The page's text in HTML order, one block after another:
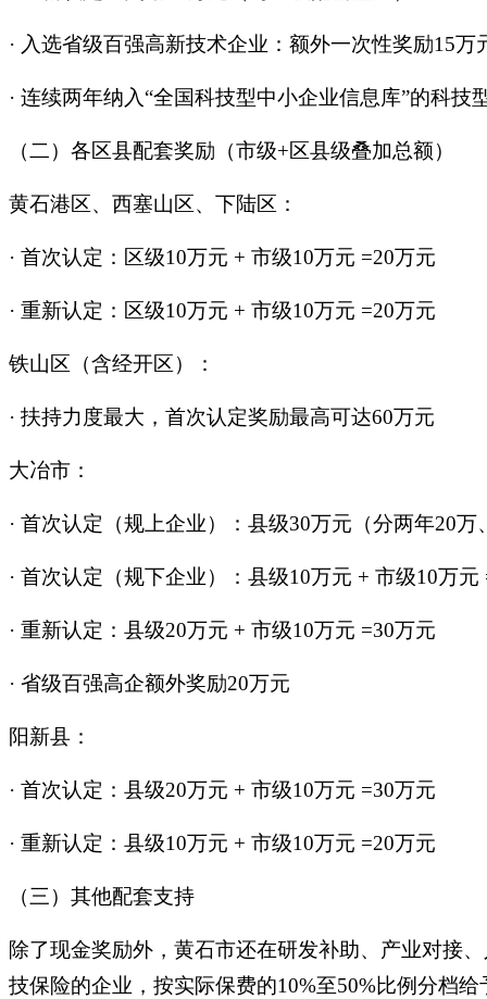
· 入选省级百强高新技术企业：额外一次性奖励15万
· 连续两年纳入“全国科技型中小企业信息库”的科技
（二）各区县配套奖励（市级+区县级叠加总额）
黄石港区、西塞山区、下陆区：
· 首次认定：区级10万元 + 市级10万元 =20万元
· 重新认定：区级10万元 + 市级10万元 =20万元
铁山区（含经开区）：
· 扶持力度最大，首次认定奖励最高可达60万元
大冶市：
· 首次认定（规上企业）：县级30万元（分两年20
· 首次认定（规下企业）：县级10万元 + 市级10万元
· 重新认定：县级20万元 + 市级10万元 =30万元
· 省级百强高企额外奖励20万元
阳新县：
· 首次认定：县级20万元 + 市级10万元 =30万元
· 重新认定：县级10万元 + 市级10万元 =20万元
（三）其他配套支持
除了现金奖励外，黄石市还在研发补助、产业对接
技保险的企业，按实际保费的10%至50%比例分档